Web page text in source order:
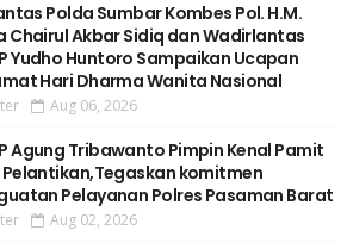
Polda Sumbar Kombes Pol. H.M.
Chairul Akbar Sidiq dan Wadirlantas
Yudho Huntoro Sampaikan Ucapan
Hari Dharma Wanita Nasional
Aug 06, 2026
Agung Tribawanto Pimpin Kenal Pamit
komitmen
Pelayanan Polres Pasaman Barat
Aug 02, 2026